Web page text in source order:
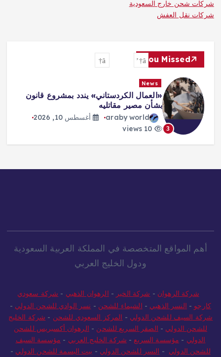
شركات شحن خارج السعودية
شركات نقل العفش
You Missed
3
News
«العمال الكردستاني» يندد بمشروع قانون
بشأن مصير مقاتليه
araby world
أغسطس 10, 2026
أهم المواقع المتخصصة في المملكة العربية السعودية
ودول الخليج العربي
شركة الرهوان - شركة الخير - الرهوان الذهبي - شركة سعودي
كارجو - النسر الذهبي - الشيماء للشحن - نسر الوادي للشحن الدولي -
شركة السيف للشحن الدولي - المركز السعودي للشحن - شركة الخليج
للشحن الدولي - الصقر السريع للشحن - الرهوان أكسبريس للشحن
الدولي - مؤسسة السريع - شركة الخليج العربي - مؤسسة السيف
للشحن الدولي - النسر للشحن الدولي - بيت البسمة للشحن الدولي -